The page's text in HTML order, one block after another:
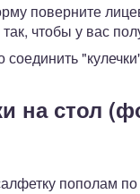
поверните
чтобы у вас
соединить
на стол
пополам по